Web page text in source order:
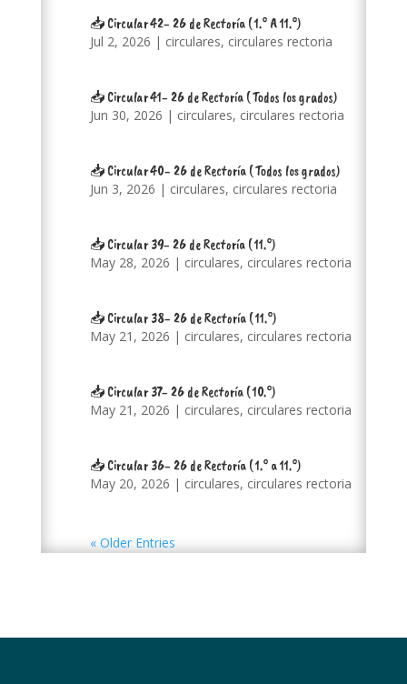
📥 Circular 42- 26 de Rectoría ( 1.° A 11.°)
Jul 2, 2026 | circulares, circulares rectoria
📥 Circular 41- 26 de Rectoría ( Todos los grados)
Jun 30, 2026 | circulares, circulares rectoria
📥 Circular 40- 26 de Rectoría ( Todos los grados)
Jun 3, 2026 | circulares, circulares rectoria
📥 Circular 39- 26 de Rectoría ( 11.°)
May 28, 2026 | circulares, circulares rectoria
📥 Circular 38- 26 de Rectoría ( 11.°)
May 21, 2026 | circulares, circulares rectoria
📥 Circular 37- 26 de Rectoría ( 10.°)
May 21, 2026 | circulares, circulares rectoria
📥 Circular 36- 26 de Rectoría ( 1.° a 11.°)
May 20, 2026 | circulares, circulares rectoria
« Older Entries